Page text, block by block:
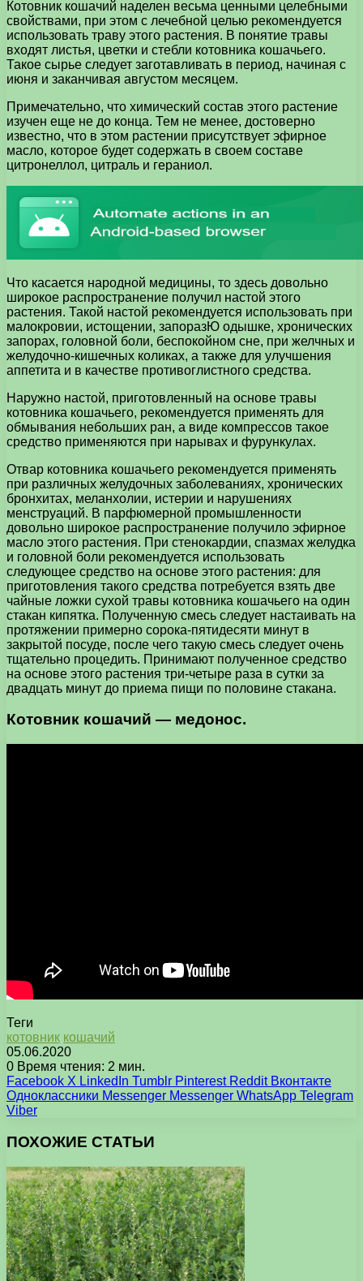
Котовник кошачий наделен весьма ценными целебными
свойствами, при этом с лечебной целью рекомендуется
использовать траву этого растения. В понятие травы
входят листья, цветки и стебли котовника кошачьего.
Такое сырье следует заготавливать в период, начиная с
июня и заканчивая августом месяцем.
Примечательно, что химический состав этого растение
изучен еще не до конца. Тем не менее, достоверно
известно, что в этом растении присутствует эфирное
масло, которое будет содержать в своем составе
цитронеллол, цитраль и гераниол.
Что касается народной медицины, то здесь довольно
широкое распространение получил настой этого
растения. Такой настой рекомендуется использовать при
малокровии, истощении, запоразЮ одышке, хронических
запорах, головной боли, беспокойном сне, при желчных и
желудочно-кишечных коликах, а также для улучшения
аппетита и в качестве противоглистного средства.
Наружно настой, приготовленный на основе травы
котовника кошачьего, рекомендуется применять для
обмывания небольших ран, а виде компрессов такое
средство применяются при нарывах и фурункулах.
Отвар котовника кошачьего рекомендуется применять
при различных желудочных заболеваниях, хронических
бронхитах, меланхолии, истерии и нарушениях
менструаций. В парфюмерной промышленности
довольно широкое распространение получило эфирное
масло этого растения. При стенокардии, спазмах желудка
и головной боли рекомендуется использовать
следующее средство на основе этого растения: для
приготовления такого средства потребуется взять две
чайные ложки сухой травы котовника кошачьего на один
стакан кипятка. Полученную смесь следует настаивать на
протяжении примерно сорока-пятидесяти минут в
закрытой посуде, после чего такую смесь следует очень
тщательно процедить. Принимают полученное средство
на основе этого растения три-четыре раза в сутки за
двадцать минут до приема пищи по половине стакана.
Котовник кошачий — медонос.
Теги
котовник кошачий
05.06.2020
0 Время чтения: 2 мин.
Facebook X LinkedIn Tumblr Pinterest Reddit Вконтакте
Одноклассники Messenger Messenger WhatsApp Telegram
Viber
ПОХОЖИЕ СТАТЬИ